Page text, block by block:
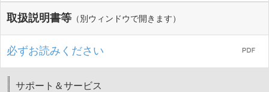
取扱説明書等 （別ウィンドウで開きます）
必ずお読みください
サポート＆サービス